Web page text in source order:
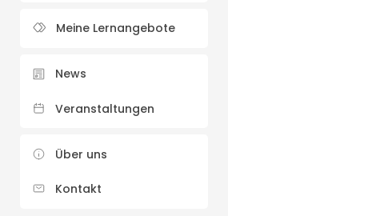
Meine Lernangebote
News
Veranstaltungen
Über uns
Kontakt